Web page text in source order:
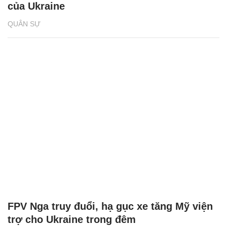
QUÂN SỰ
của Ukraine
FPV Nga truy đuổi, hạ gục xe tăng Mỹ viện
trợ cho Ukraine trong đêm